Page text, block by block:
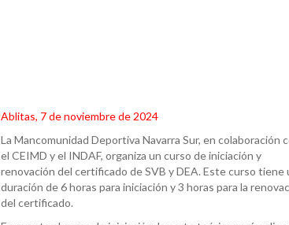
Ablitas, 7 de noviembre de 2024
La Mancomunidad Deportiva Navarra Sur, en colaboración
el CEIMD y el INDAF, organiza un curso de iniciación y
renovación del certificado de SVB y DEA. Este curso tiene
duración de 6 horas para iniciación y 3 horas para la
del certificado.